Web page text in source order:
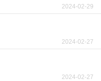
2024-02-29
2024-02-27
2024-02-27